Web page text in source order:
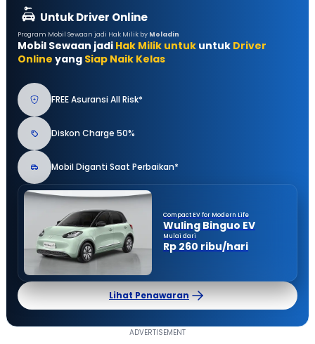
Untuk Driver Online
Program Mobil Sewaan jadi Hak Milik by Moladin
Mobil Sewaan jadi Hak Milik untuk untuk Driver
Online yang Siap Naik Kelas
FREE Asuransi All Risk*
Diskon Charge 50%
Mobil Diganti Saat Perbaikan*
Compact EV for Modern Life
Wuling Binguo EV
Mulai dari
Rp 260 ribu/hari
Lihat Penawaran